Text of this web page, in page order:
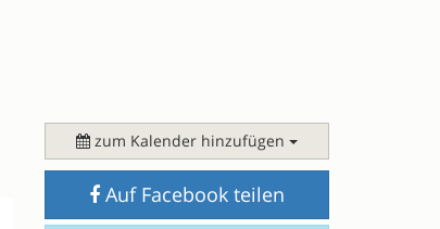
zum Kalender hinzufügen
Auf Facebook teilen